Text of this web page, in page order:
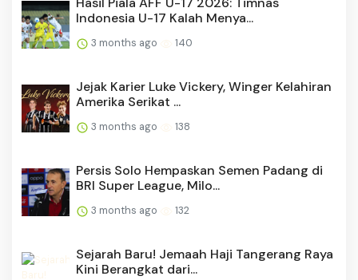
Indonesia U-17 Kalah Menya...
3 months ago 140
Jejak Karier Luke Vickery, Winger Kelahiran
Amerika Serikat ...
3 months ago 138
Persis Solo Hempaskan Semen Padang di
BRI Super League, Milo...
3 months ago 132
Sejarah Baru! Jemaah Haji Tangerang Raya
Kini Berangkat dari...